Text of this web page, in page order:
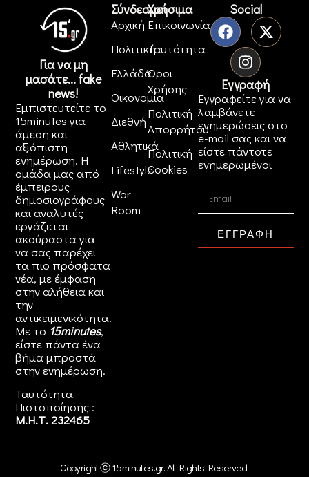
Για να μη
μασάτε... fake
news!
Εμπιστευτείτε το
15minutes για
άμεση και
αξιόπιστη
ενημέρωση. Η
ομάδα μας από
έμπειρους
δημοσιογράφους
και αναλυτές
εργάζεται
ακούραστα για
να σας παρέχει
τα πιο πρόσφατα
νέα, με έμφαση
στην αλήθεια και
την
αντικειμενικότητα.
Με το 15minutes,
είστε πάντα ένα
βήμα μπροστά
στηνενημέρωση.
Ταυτότητα
Πιστοποίησης :
Μ.Η.Τ. 232465
Σύνδεσμοι
Αρχική
Πολιτική
Ελλάδα
Οικονομία
Διεθνή
Αθλητικά
Lifestyle
War
Room
Χρήσιμα
Επικοινωνία
Ταυτότητα
Όροι
Χρήσης
Πολιτική
Απορρήτου
Πολιτική
Cookies
Social
Εγγραφή
Εγγραφείτε για να
λαμβάνετε
ενημερώσεις στο
e-mail σας και να
είστε πάντοτε
ενημερωμένοι
ΕΓΓΡΑΦΗ
Copyright ⓒ 15minutes.gr. All Rights Reserved.